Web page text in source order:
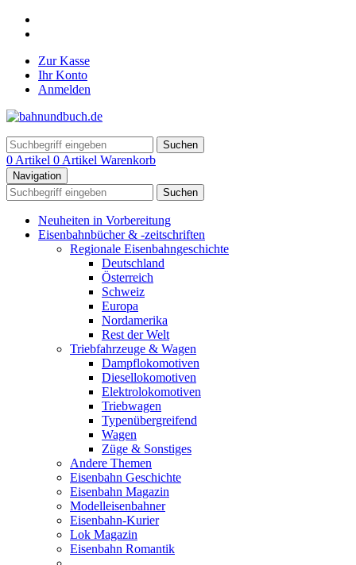
Zur Kasse
Ihr Konto
Anmelden
Suchen
0 Artikel 0 Artikel Warenkorb
Navigation
Suchen
Neuheiten in Vorbereitung
Eisenbahnbücher & -zeitschriften
Regionale Eisenbahngeschichte
Deutschland
Österreich
Schweiz
Europa
Nordamerika
Rest der Welt
Triebfahrzeuge & Wagen
Dampflokomotiven
Diesellokomotiven
Elektrolokomotiven
Triebwagen
Typenübergreifend
Wagen
Züge & Sonstiges
Andere Themen
Eisenbahn Geschichte
Eisenbahn Magazin
Modelleisenbahner
Eisenbahn-Kurier
Lok Magazin
Eisenbahn Romantik